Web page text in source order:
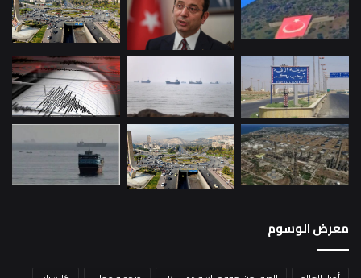
معرض الوسوم